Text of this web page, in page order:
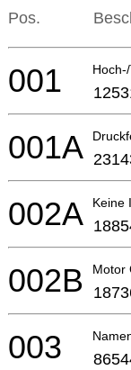
Pos.
001
001A
Keine
002A
Motor
002B
003